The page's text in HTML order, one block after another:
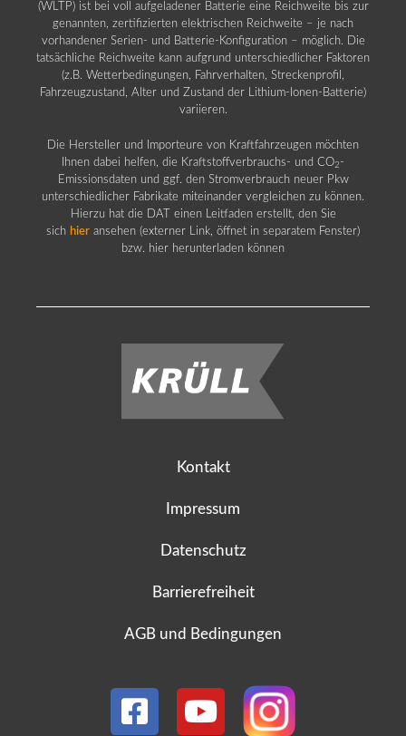
(WLTP) ist bei voll aufgeladener Batterie eine Reichweite bis zur
genannten, zertifizierten elektrischen Reichweite – je nach
vorhandener Serien- und Batterie-Konfiguration – möglich. Die
tatsächliche Reichweite kann aufgrund unterschiedlicher Faktoren
(z.B. Wetterbedingungen, Fahrverhalten, Streckenprofil,
Fahrzeugzustand, Alter und Zustand der Lithium-Ionen-Batterie)
variieren.
Die Hersteller und Importeure von Kraftfahrzeugen möchten
Ihnen dabei helfen, die Kraftstoffverbrauchs- und CO2 -
Emissionsdaten und ggf. den Stromverbrauch neuer Pkw
unterschiedlicher Fabrikate miteinander vergleichen zu können.
Hierzu hat die DAT einen Leitfaden erstellt, den Sie
sich hier ansehen (externer Link, öffnet in separatem Fenster)
bzw. hier herunterladen können
Kontakt
Impressum
Datenschutz
Barrierefreiheit
AGB und Bedingungen